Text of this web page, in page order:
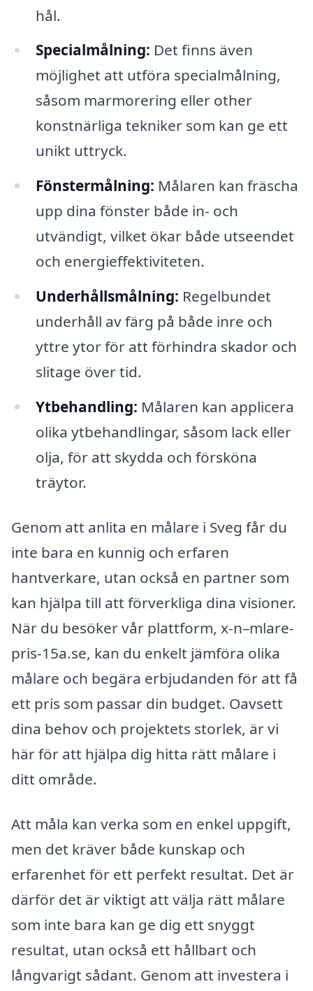
hål.
Specialmålning: Det finns även
möjlighet att utföra specialmålning,
såsom marmorering eller other
konstnärliga tekniker som kan ge ett
unikt uttryck.
Fönstermålning: Målaren kan fräscha
upp dina fönster både in- och
utvändigt, vilket ökar både utseendet
och energieffektiviteten.
Underhållsmålning: Regelbundet
underhåll av färg på både inre och
yttre ytor för att förhindra skador och
slitage över tid.
Ytbehandling: Målaren kan applicera
olika ytbehandlingar, såsom lack eller
olja, för att skydda och försköna
träytor.
Genom att anlita en målare i Sveg får du
inte bara en kunnig och erfaren
hantverkare, utan också en partner som
kan hjälpa till att förverkliga dina visioner.
När du besöker vår plattform, x-n–mlare-
pris-15a.se, kan du enkelt jämföra olika
målare och begära erbjudanden för att få
ett pris som passar din budget. Oavsett
dina behov och projektets storlek, är vi
här för att hjälpa dig hitta rätt målare i
ditt område.
Att måla kan verka som en enkel uppgift,
men det kräver både kunskap och
erfarenhet för ett perfekt resultat. Det är
därför det är viktigt att välja rätt målare
som inte bara kan ge dig ett snyggt
resultat, utan också ett hållbart och
långvarigt sådant. Genom att investera i